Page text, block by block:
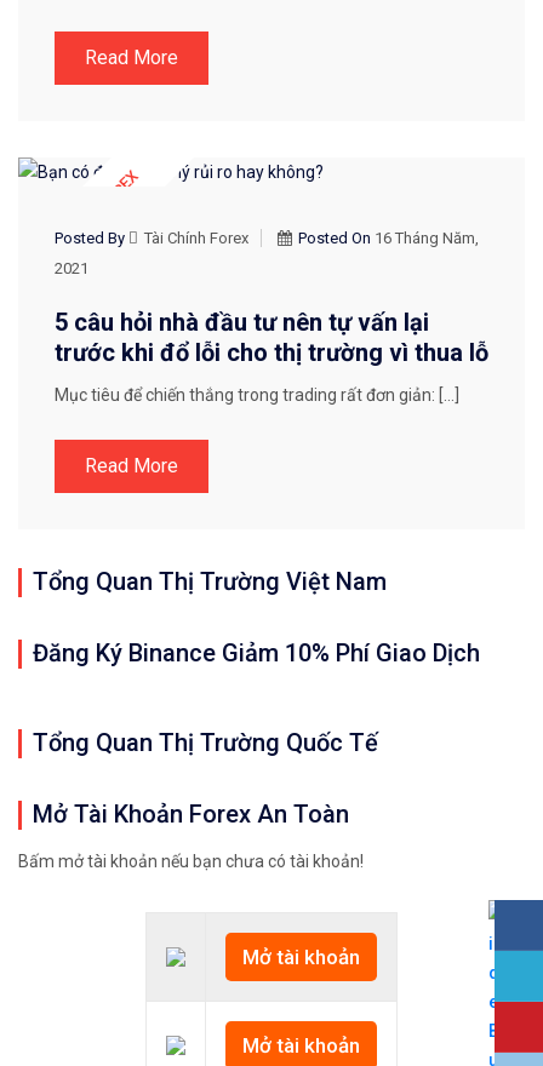
Read More
KIẾN THỨC FOREX
Posted By Tài Chính Forex Posted On 16 Tháng Năm,
2021
5 câu hỏi nhà đầu tư nên tự vấn lại
trước khi đổ lỗi cho thị trường vì thua lỗ
Mục tiêu để chiến thắng trong trading rất đơn giản: […]
Read More
Tổng Quan Thị Trường Việt Nam
Đăng Ký Binance Giảm 10% Phí Giao Dịch
Tổng Quan Thị Trường Quốc Tế
Mở Tài Khoản Forex An Toàn
Bấm mở tài khoản nếu bạn chưa có tài khoản!
Mở tài khoản
Mở tài khoản